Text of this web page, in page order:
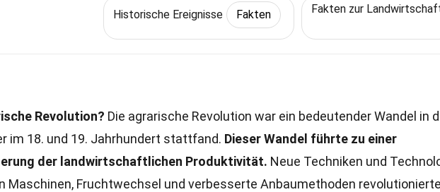
Historische Ereignisse Fakten Fakten zur
Revolution? Die agrarische Revolution war ein bedeutender Wandel in
im 18. und 19. Jahrhundert stattfand. Dieser Wandel führte zu einer
der landwirtschaftlichen Produktivität. Neue Techniken und
Maschinen, Fruchtwechsel und verbesserte Anbaumethoden